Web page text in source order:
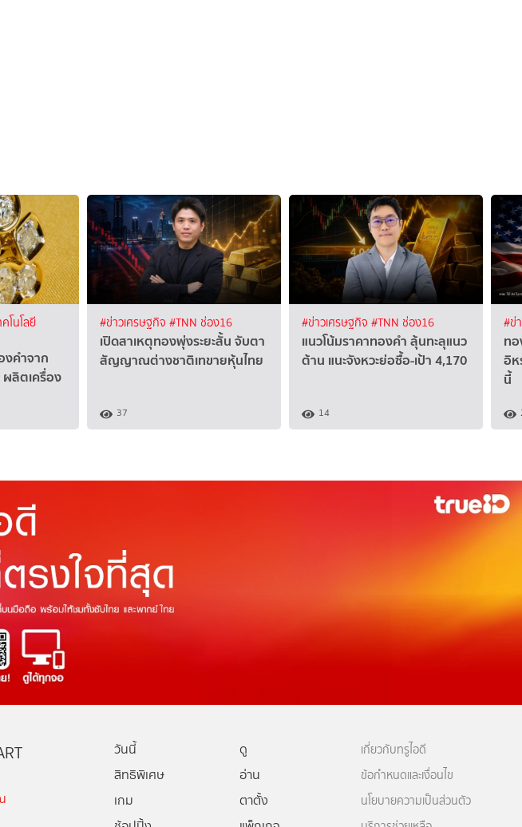
โนโลยี
คำจาก
ผลิตเครื่อง
#ข่าวเศรษฐกิจ #TNN ช่อง16
เปิดสาเหตุทองพุ่งระยะสั้น จับตา
สัญญาณต่างชาติเทขายหุ้นไทย
37
#ข่าวเศรษฐกิจ #TNN ช่อง16
แนวโน้มราคาทองคำ ลุ้นทะลุแนว
ต้าน แนะจังหวะย่อซื้อ-เป้า 4,170
14
#ข่
ท
อิห
นี้
วันนี้
ดู
สิทธิพิเศษ
อ่าน
เกม
ตาตั้ง
เกี่ยวกับทรูไอดี
ข้อกำหนดและเงื่อนไข
นโยบายความเป็นส่วนตัว